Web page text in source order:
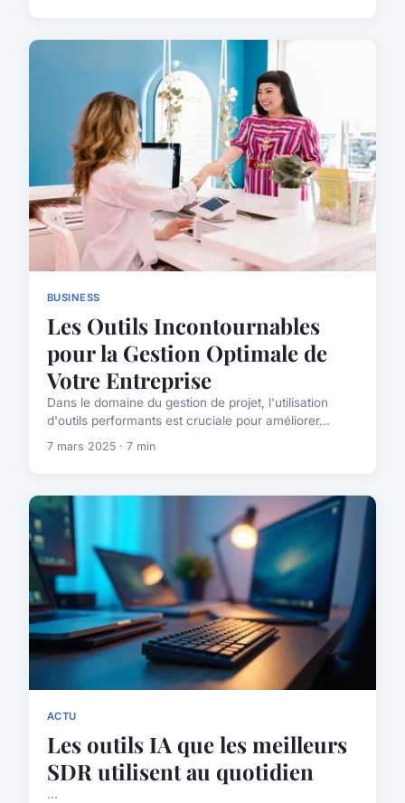
BUSINESS
Les Outils Incontournables
pour la Gestion Optimale de
Votre Entreprise
Dans le domaine du gestion de projet, l'utilisation
d'outils performants est cruciale pour améliorer...
7 mars 2025 · 7 min
ACTU
Les outils IA que les meilleurs
SDR utilisent au quotidien
...